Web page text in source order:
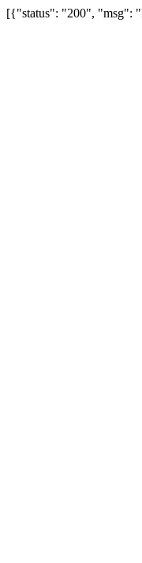
[{"status": "200", "msg":